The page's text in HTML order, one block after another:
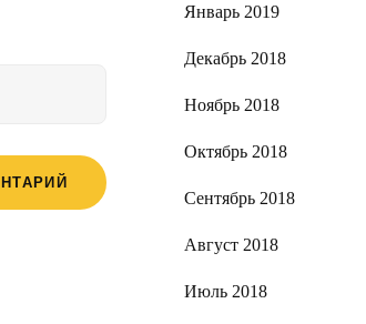
Январь 2019
Декабрь 2018
Ноябрь 2018
Октябрь 2018
Сентябрь 2018
Август 2018
Июль 2018